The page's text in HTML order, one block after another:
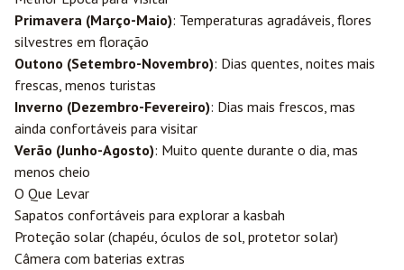
Primavera (Março-Maio): Temperaturas agradáveis, flores
silvestres em floração
Outono (Setembro-Novembro): Dias quentes, noites mais
frescas, menos turistas
Inverno (Dezembro-Fevereiro): Dias mais frescos, mas
ainda confortáveis para visitar
Verão (Junho-Agosto): Muito quente durante o dia, mas
menos cheio
O Que Levar
Sapatos confortáveis para explorar a kasbah
Proteção solar (chapéu, óculos de sol, protetor solar)
Câmera com baterias extras